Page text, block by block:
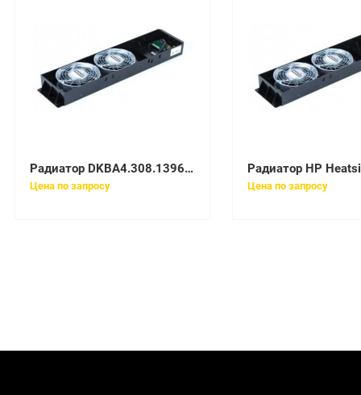
Радиатор DKBA4.308.1396 Huawei for RH1288/RH2288
Цена по запросу Цена по запросу